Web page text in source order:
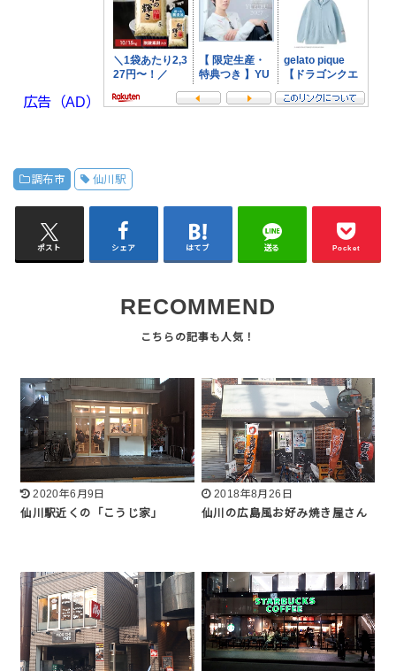
広告（AD）
調布市 仙川駅
ポスト シェア はてブ 送る Pocket
RECOMMEND
2020年6月9日
仙川駅近くの「こうじ家」
2018年8月26日
仙川の広島風お好み焼き屋さん